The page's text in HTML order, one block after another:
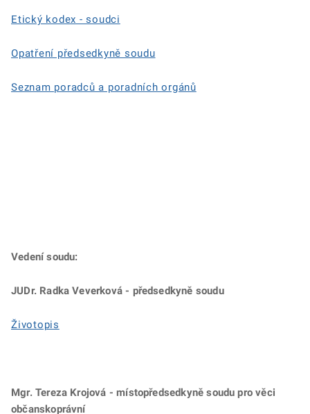
Etický kodex - soudci
Opatření předsedkyně soudu
Seznam poradců a poradních orgánů
Vedení soudu:
JUDr. Radka Veverková - předsedkyně soudu
Životopis
Mgr. Tereza Krojová - místopředsedkyně soudu pro věci
občanskoprávní